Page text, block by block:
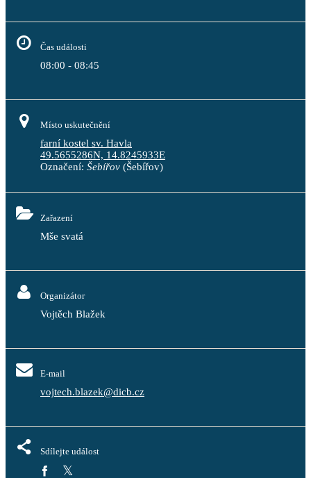
Čas události
08:00 - 08:45
Místo uskutečnění
farní kostel sv. Havla
49.5655286N, 14.8245933E
Označení: Šebířov (Šebířov)
Zařazení
Mše svatá
Organizátor
Vojtěch Blažek
E-mail
vojtech.blazek@dicb.cz
Sdílejte událost